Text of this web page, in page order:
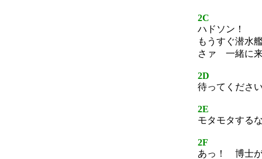
2C
ハドソン！
もうすぐ潜水
さァ 一緒に
2D
待ってくださ
2E
モタモタする
2F
あっ！ 博士